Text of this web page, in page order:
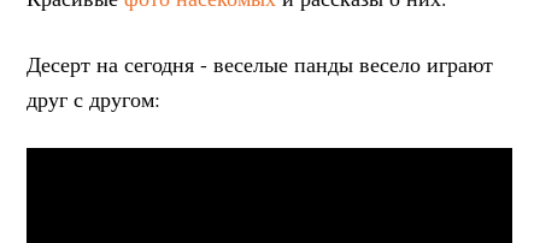
Десерт на сегодня - веселые панды весело играют
друг с другом: